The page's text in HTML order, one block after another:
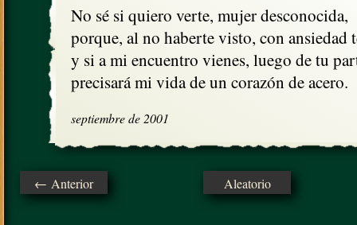
No sé si quiero verte, mujer desconocida,
porque, al no haberte visto, con ansiedad
y si a mi encuentro vienes, luego de tu
precisará mi vida de un corazón de acero.
septiembre de 2001
← Anterior Aleatorio